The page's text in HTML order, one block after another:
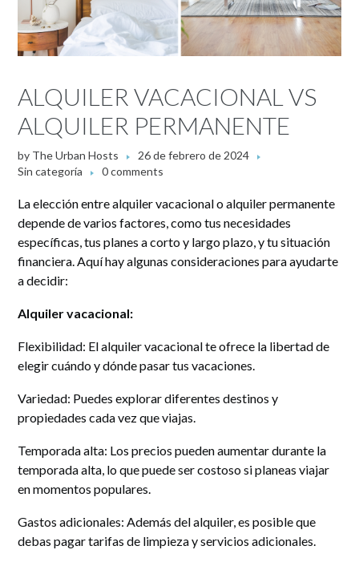
ALQUILER VACACIONAL VS
ALQUILER PERMANENTE
by The Urban Hosts
26 de febrero de 2024
Sin categoría
0 comments
La elección entre alquiler vacacional o alquiler permanente
depende de varios factores, como tus necesidades
específicas, tus planes a corto y largo plazo, y tu situación
financiera. Aquí hay algunas consideraciones para ayudarte
a decidir:
Alquiler vacacional:
Flexibilidad: El alquiler vacacional te ofrece la libertad de
elegir cuándo y dónde pasar tus vacaciones.
Variedad: Puedes explorar diferentes destinos y
propiedades cada vez que viajas.
Temporada alta: Los precios pueden aumentar durante la
temporada alta, lo que puede ser costoso si planeas viajar
en momentos populares.
Gastos adicionales: Además del alquiler, es posible que
debas pagar tarifas de limpieza y servicios adicionales.